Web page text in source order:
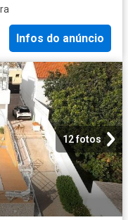
Infos do anúncio
12 fotos